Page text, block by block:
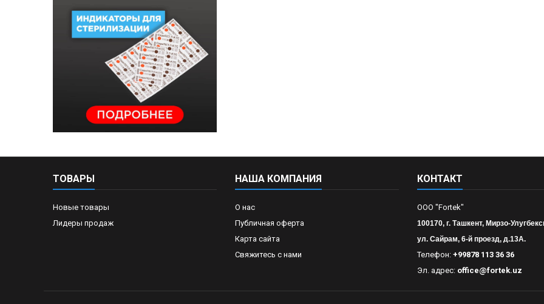
ТОВАРЫ
Новые товары
Лидеры продаж
НАША КОМПАНИЯ
О нас
Публичная оферта
Карта сайта
Свяжитесь с нами
КОНТАКТ
OOO "Fortek"
100170, г. Ташкент, Мирзо-
ул. Сайрам, 6-й проезд, д.13А.
Телефон: +99878 113 36 36
Эл. адрес: office@fortek.uz